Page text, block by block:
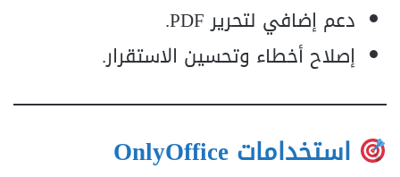
دعم إضافي لتحرير PDF.
إصلاح أخطاء وتحسين الاستقرار.
استخدامات OnlyOffice